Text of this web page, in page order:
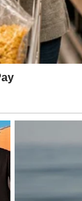
ili voljeni
ili obnavlja
u život –
u ljubav.